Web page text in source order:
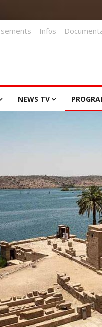
Infos
NEWS TV